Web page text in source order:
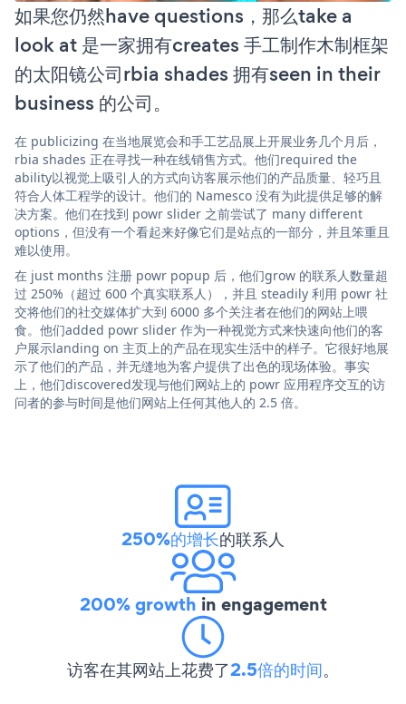
如果您仍然have questions，那么take a
look at 是一家拥有creates 手工制作木制框架
的太阳镜公司rbia shades 拥有seen in their
business 的公司。
在 publicizing 在当地展览会和手工艺品展上开展业务几个月后，
rbia shades 正在寻找一种在线销售方式。他们required the
ability以视觉上吸引人的方式向访客展示他们的产品质量、轻巧且
符合人体工程学的设计。他们的 Namesco 没有为此提供足够的解
决方案。他们在找到 powr slider 之前尝试了 many different
options，但没有一个看起来好像它们是站点的一部分，并且笨重且
难以使用。
在 just months 注册 powr popup 后，他们grow 的联系人数量超
过 250%（超过 600 个真实联系人），并且 steadily 利用 powr 社
交将他们的社交媒体扩大到 6000 多个关注者在他们的网站上喂
食。他们added powr slider 作为一种视觉方式来快速向他们的客
户展示landing on 主页上的产品在现实生活中的样子。它很好地展
示了他们的产品，并无缝地为客户提供了出色的现场体验。事实
上，他们discovered发现与他们网站上的 powr 应用程序交互的访
问者的参与时间是他们网站上任何其他人的 2.5 倍。
250%的增长的联系人
200% growth in engagement
访客在其网站上花费了2.5倍的时间。